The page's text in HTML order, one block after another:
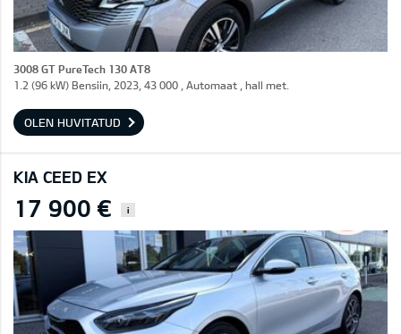
3008 GT PureTech 130 AT8
1.2 (96 kW) Bensiin, 2023, 43 000 , Automaat , hall met.
OLEN HUVITATUD
KIA CEED EX
17 900 € i